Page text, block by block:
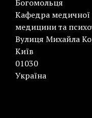
Богомольця
Кафедра медичної
медицини та
Вулиця Михайла
Київ
01030
Україна